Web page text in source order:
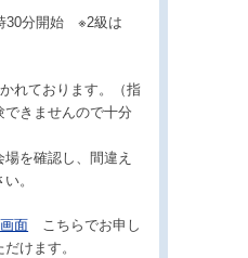
30分開始 ※2級は
れております。（指
できませんので十分
を確認し、間違え
。
面 こちらでお申し
けます。